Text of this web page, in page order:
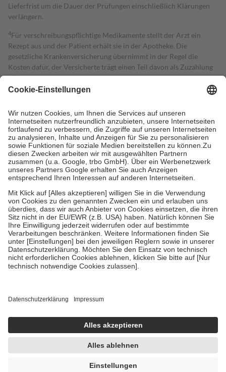
Lieferfrist um die Dauer der Prüfungen einschließlich Klärungen
verlängern.
4Für verschreibungspflichtige Medikamente stellt der Arzt ein
Rezept aus und der Patient erhält sie in der Apotheke. Die
gesetzliche Krankenversicherung übernimmt in der Regel die
Kosten dafür, der Versicherte trägt einen Teil davon als Zuzahlung
mit.
Grundsätzlich leisten Mitglieder Zuzahlungen in Höhe von zehn
höchstens zehn Euro.
Es sind jedoch nie mehr als die tatsächlichen
Kosten der Leistung zu entrichten.
Diese Regeln gelten grundsätzlich auch für Online-Apotheken.
Bei Heilmitteln und häuslicher Krankenpflege beträgt die
Zuzahlung zehn Prozent der Kosten sowie zehn Euro je
Verordnung.
Um das Engagement der Versicherten für ihre eigene Gesundheit zu
stärken und die besondere Stellung der Familie zu unterstützen,
fallenkeine Zuzahlungenan bei:
• Kindern und Jugendlichen bis zum vollendeten 18. Lebensjahr
mit Ausnahme der Fahrkosten
• Untersuchungen zur Vorsorge und Früherkennung, die von der
GKV getragen werden
• empfohlenen Schutzimpfungen
• Harn- und Blutteststreifen
getroffen, um sicherzustellen, dass es sich um echte Bewertungen
https://help.etrusted.com/hc/de/articles/4419944605341
Einige Bilder und Inhalte wurden unter Zuhilfenahme künstlicher